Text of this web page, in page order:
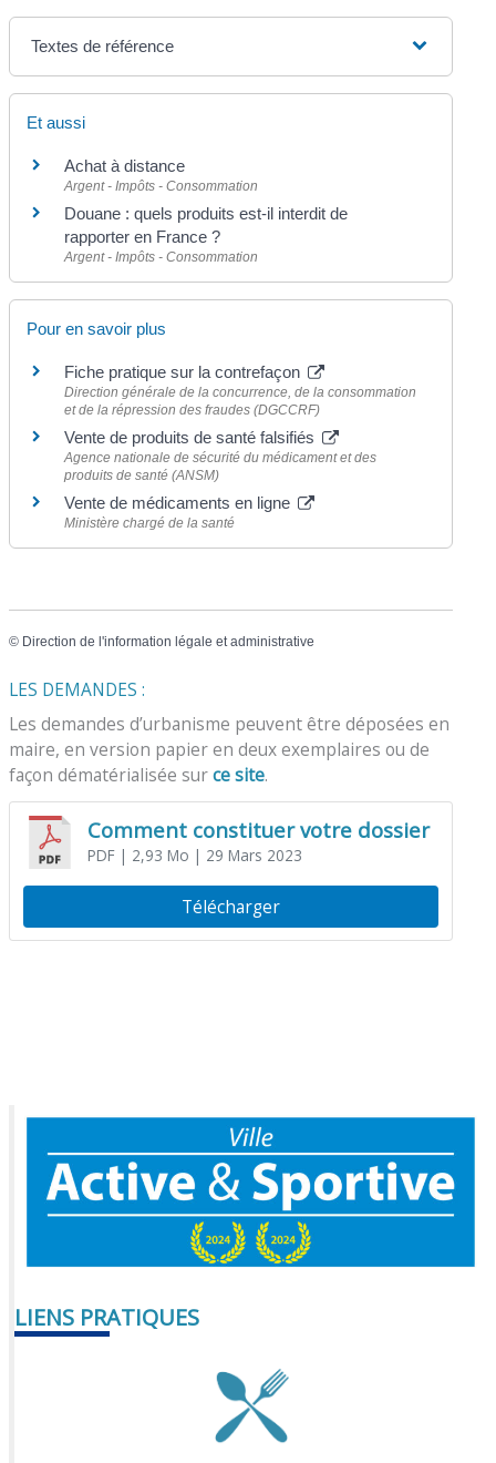
Textes de référence
Et aussi
Achat à distance
Argent - Impôts - Consommation
Douane : quels produits est-il interdit de
rapporter en France ?
Argent - Impôts - Consommation
Pour en savoir plus
Fiche pratique sur la contrefaçon
Direction générale de la concurrence, de la consommation
et de la répression des fraudes (DGCCRF)
Vente de produits de santé falsifiés
Agence nationale de sécurité du médicament et des
produits de santé (ANSM)
Vente de médicaments en ligne
Ministère chargé de la santé
© Direction de l'information légale et administrative
LES DEMANDES :
Les demandes d’urbanisme peuvent être déposées en
maire, en version papier en deux exemplaires ou de
façon dématérialisée surce site.
Comment constituer votre dossier
PDF| 2,93 Mo | 29 Mars 2023
Télécharger
LIENS PRATIQUES